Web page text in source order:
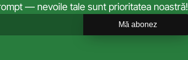
— nevoile tale sunt prioritatea noastră!
Mă abonez